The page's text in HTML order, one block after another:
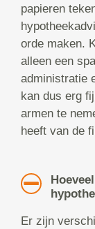
papieren
orde maken.
alleen een
administratie
kan dus erg
armen te
heeft van de
Er zijn